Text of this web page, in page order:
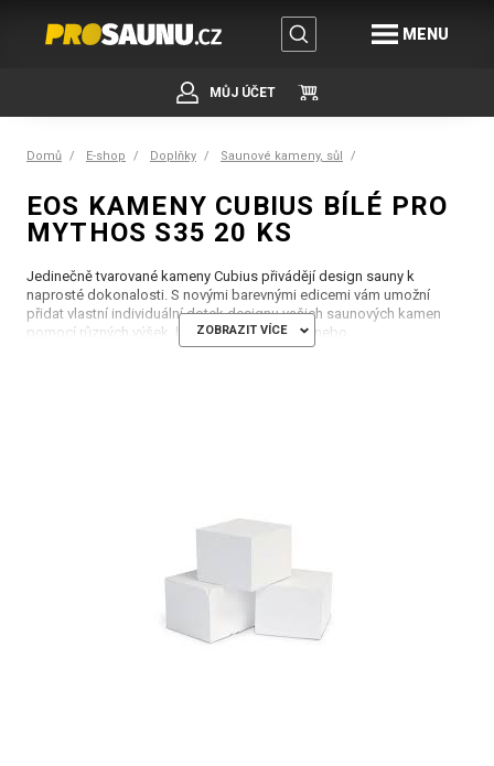
MENU
MŮJ ÚČET
Domů E-shop Doplňky Saunové kameny, sůl
EOS KAMENY CUBIUS BÍLÉ PRO
MYTHOS S35 20 KS
Jedinečně tvarované kameny Cubius přivádějí design sauny k
naprosté dokonalosti. S novými barevnými edicemi vám umožní
přidat vlastní individuální dotek designu vašich saunových kamen
pomocí různých výšek, barevných kombinací nebo
inovativních modelů Cubius Loop.
Kameny z barevné edice mají speciální povlak odolný vůči teplu a
ZOBRAZIT VÍCE